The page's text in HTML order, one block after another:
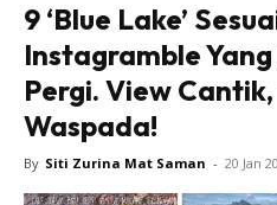
9 ‘Blue Lake’
Instagramble
Pergi. View
Waspada!
By Siti Zurina Mat Saman - 20 Jan